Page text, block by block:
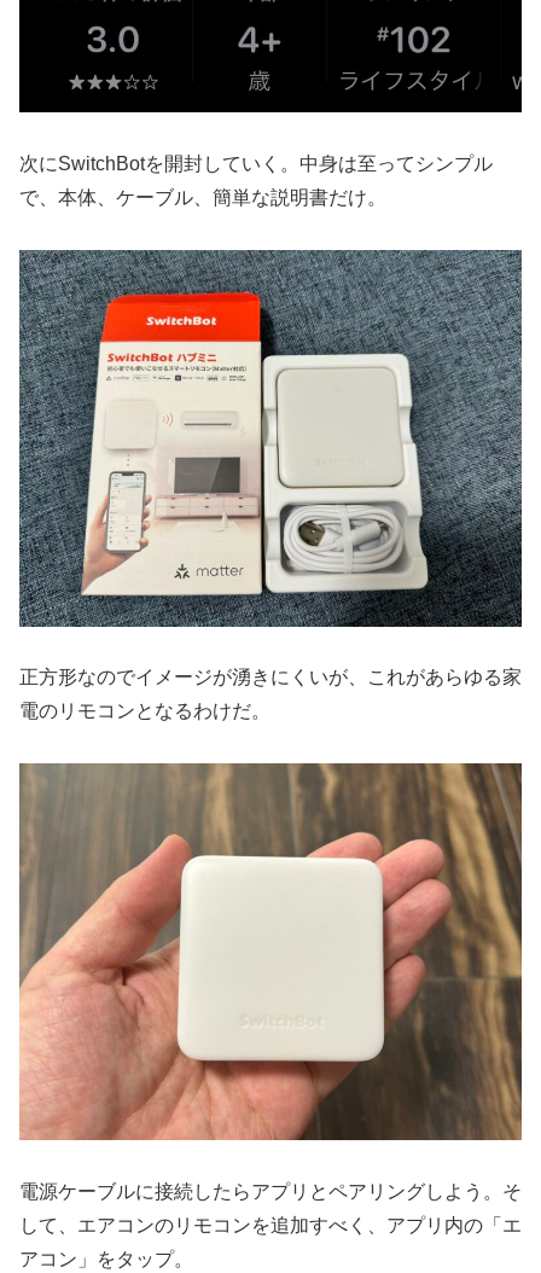
次にSwitchBotを開封していく。中身は至ってシンプル
で、本体、ケーブル、簡単な説明書だけ。
正方形なのでイメージが湧きにくいが、これがあらゆる家
電のリモコンとなるわけだ。
電源ケーブルに接続したらアプリとペアリングしよう。そ
して、エアコンのリモコンを追加すべく、アプリ内の「エ
アコン」をタップ。